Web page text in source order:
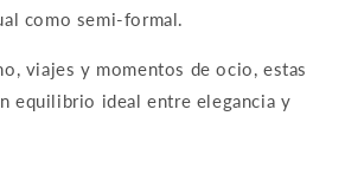
como semi-formal.
viajes y momentos de ocio, estas
equilibrio ideal entre elegancia y